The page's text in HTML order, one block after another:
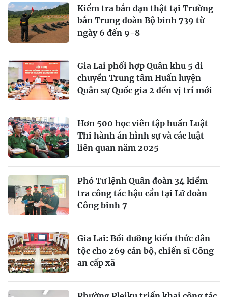
Kiểm tra bắn đạn thật tại Trường
bắn Trung đoàn Bộ binh 739 từ
ngày 6 đến 9-8
Gia Lai phối hợp Quân khu 5 di
chuyển Trung tâm Huấn luyện
Quân sự Quốc gia 2 đến vị trí mới
Hơn 500 học viên tập huấn Luật
Thi hành án hình sự và các luật
liên quan năm 2025
Phó Tư lệnh Quân đoàn 34 kiểm
tra công tác hậu cần tại Lữ đoàn
Công binh 7
Gia Lai: Bồi dưỡng kiến thức dân
tộc cho 269 cán bộ, chiến sĩ Công
an cấp xã